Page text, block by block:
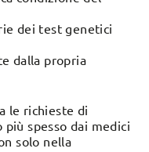
dei test genetici
dalla propria
le richieste di
spesso dai medici
solo nella